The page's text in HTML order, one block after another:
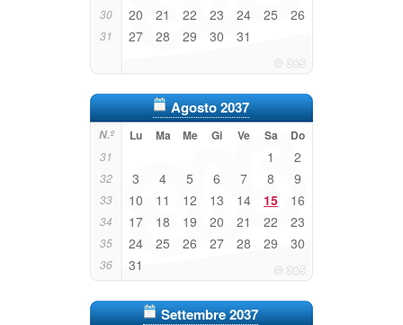
30 20 21 22 23 24 25 26
31 27 28 29 30 31
Agosto 2037
N.º Lu Ma Me Gi Ve Sa Do
31 1 2
32 3 4 5 6 7 8 9
33 10 11 12 13 14 15 16
34 17 18 19 20 21 22 23
35 24 25 26 27 28 29 30
36 31
Settembre 2037